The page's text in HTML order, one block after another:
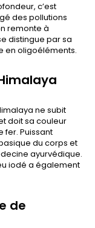
c’est
des pollutions
remonte à
distingue par sa
en oligoéléments.
ne subit
doit sa couleur
fer. Puissant
du corps et
ayurvédique.
iodé a également
de